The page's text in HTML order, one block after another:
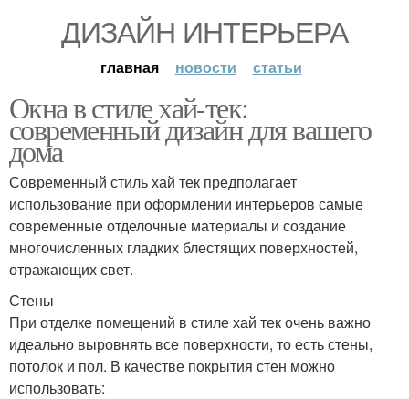
ДИЗАЙН ИНТЕРЬЕРА
главная новости статьи
Окна в стиле хай-тек:
современный дизайн для вашего
дома
Современный стиль хай тек предполагает
использование при оформлении интерьеров самые
современные отделочные материалы и создание
многочисленных гладких блестящих поверхностей,
отражающих свет.
Стены
При отделке помещений в стиле хай тек очень важно
идеально выровнять все поверхности, то есть стены,
потолок и пол. В качестве покрытия стен можно
использовать: